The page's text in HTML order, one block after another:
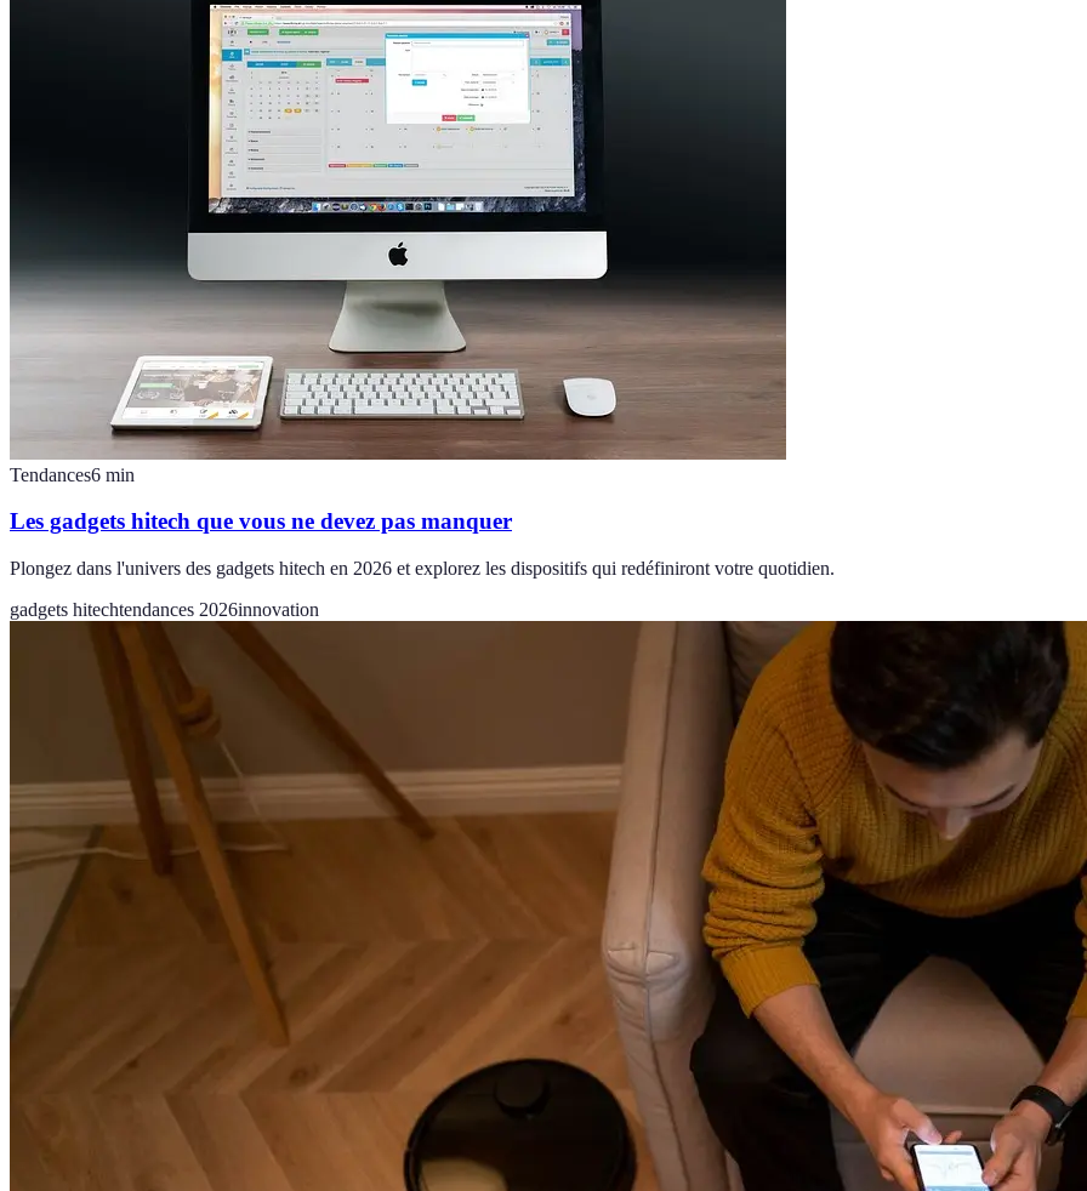
Tendances6 min
Les gadgets hitech que vous ne devez pas manquer
Plongez dans l'univers des gadgets hitech en 2026 et explorez les dispositifs qui redéfiniront votre quotidien.
gadgets hitechtendances 2026innovation